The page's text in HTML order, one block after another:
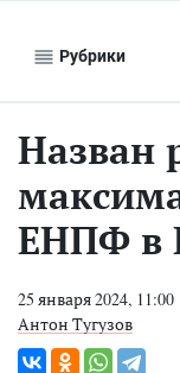
Рубрики
Назван
ЕНПФ в
25 января 2024, 11:00
Антон Тугузов